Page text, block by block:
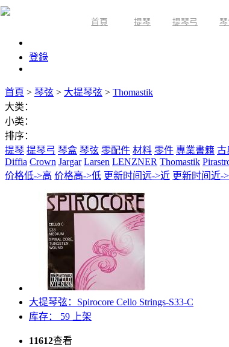
首頁 提琴 提琴弓
登錄
首頁 > 琴弦 > 大提琴弦 > Thomastik
大类：
小类：
排序：
提琴 提琴弓 琴盒 琴弦 零配件 材料 零件 專業書籍 古
Diffia Crown Jargar Larsen LENZNER Thomastik
价格低->高 价格高->低 更新时间远->近 更新时间近-
大提琴弦：Spirocore Cello Strings-S33-C
库存： 59
上架
11612查看